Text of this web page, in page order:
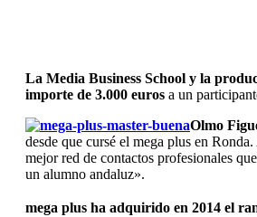
La Media Business School y la
importe de 3.000 euros a un
Olmo
desde que cursé el mega plus en
mejor red de contactos profesionales
un alumno andaluz».
mega plus ha adquirido en 2014 el